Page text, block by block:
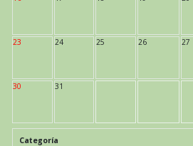
23 24 25 26 27
30 31
Categoría